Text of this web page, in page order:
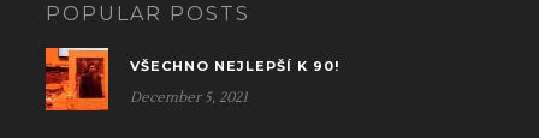
POPULAR POSTS
VŠECHNO NEJLEPŠÍ K 90!
December 5, 2021